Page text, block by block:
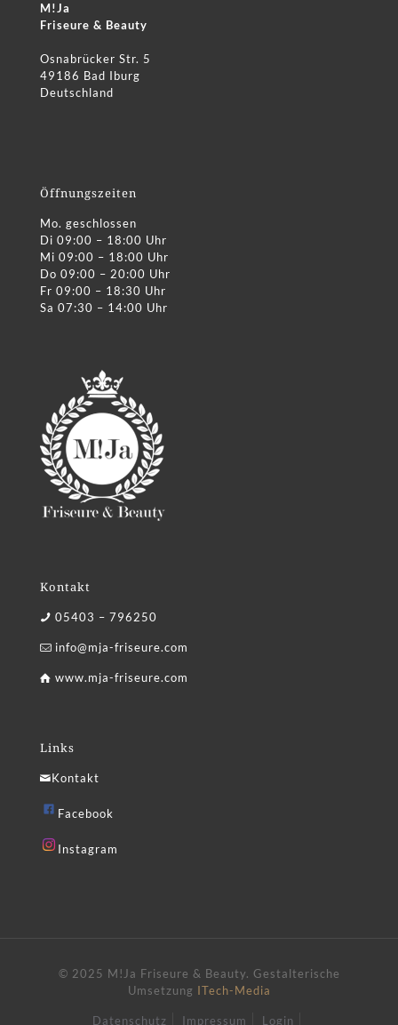
M!Ja
Friseure & Beauty
Osnabrücker Str. 5
49186 Bad Iburg
Deutschland
Öffnungszeiten
Mo. geschlossen
Di 09:00 – 18:00 Uhr
Mi 09:00 – 18:00 Uhr
Do 09:00 – 20:00 Uhr
Fr 09:00 – 18:30 Uhr
Sa 07:30 – 14:00 Uhr
Kontakt
05403 – 796250
info@mja-friseure.com
www.mja-friseure.com
Links
Kontakt
Facebook
Instagram
© 2025 M!Ja Friseure & Beauty. Gestalterische
Umsetzung ITech-Media
Datenschutz Impressum Login